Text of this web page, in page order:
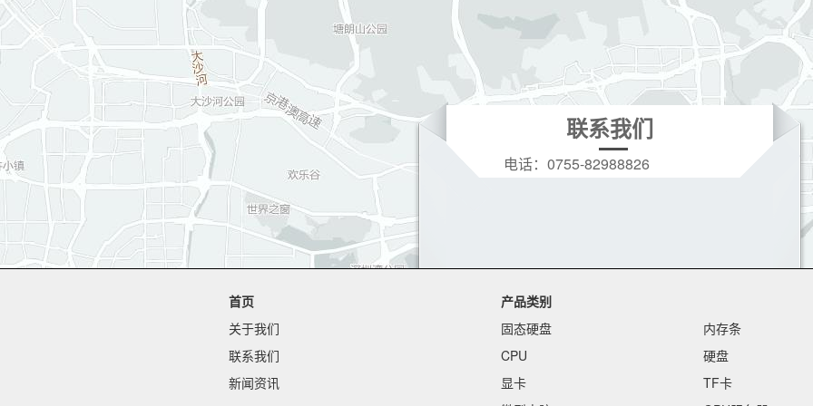
联系我们
电话： 0755-82988826
首页
关于我们
联系我们
新闻资讯
产品类别
固态硬盘
内存条
CPU
硬盘
显卡
TF卡